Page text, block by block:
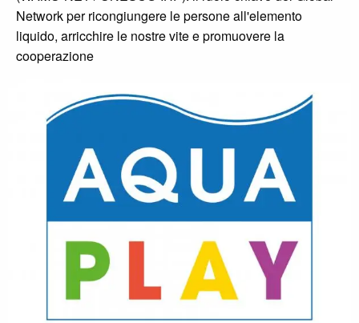
Network per ricongiungere le persone all'elemento
liquido, arricchire le nostre vite e promuovere la
cooperazione